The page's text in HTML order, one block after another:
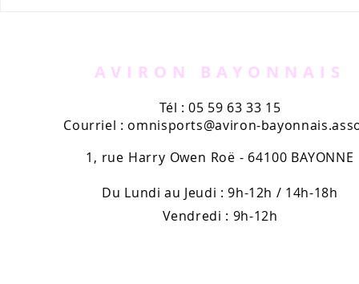
AVIRON BAYONNAIS
Tél : 05 59 63 33 15
Courriel : omnisports@aviron-
1, rue Harry Owen Roë - 64100 BAYONNE
Du Lundi au Jeudi : 9h-12h / 14h-18h
Vendredi : 9h-12h